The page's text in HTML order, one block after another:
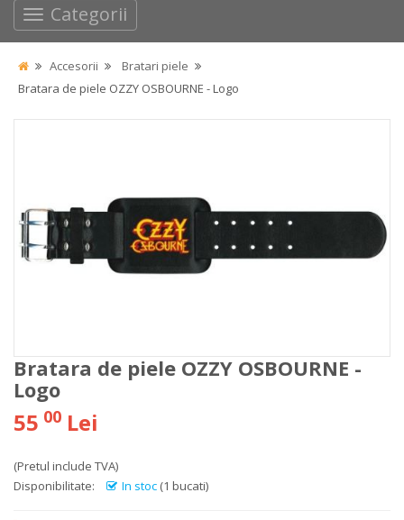
Categorii
Accesorii
Bratari piele
Bratara de piele OZZY OSBOURNE - Logo
Bratara de piele OZZY OSBOURNE -
Logo
55 00 Lei
(Pretul include TVA)
Disponibilitate:
In stoc (1 bucati)